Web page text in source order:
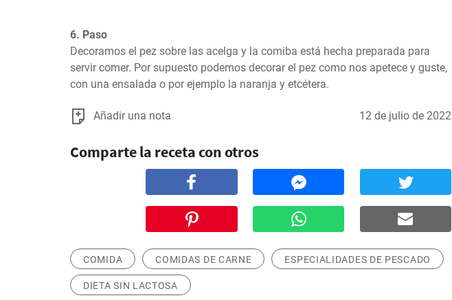
6. Paso
Decoramos el pez sobre las acelga y la comiba está hecha preparada para
servir comer. Por supuesto podemos decorar el pez como nos apetece y guste,
con una ensalada o por ejemplo la naranja y etcétera.
Añadir una nota 12 de julio de 2022
Comparte la receta con otros
COMIDA COMIDAS DE CARNE ESPECIALIDADES DE PESCADO
DIETA SIN LACTOSA